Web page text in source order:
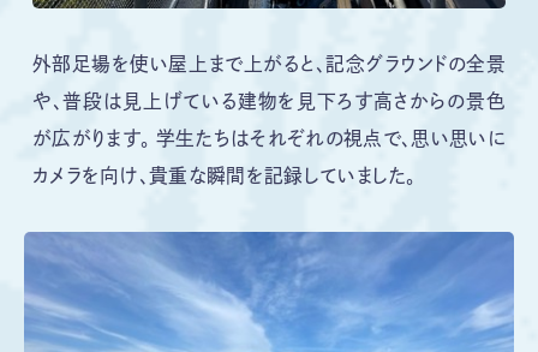
外部足場を使い屋上まで上がると、記念グラウンドの全景
や、普段は見上げている建物を見下ろす高さからの景色
が広がります。 学生たちはそれぞれの視点で、思い思いに
カメラを向け、貴重な瞬間を記録していました。